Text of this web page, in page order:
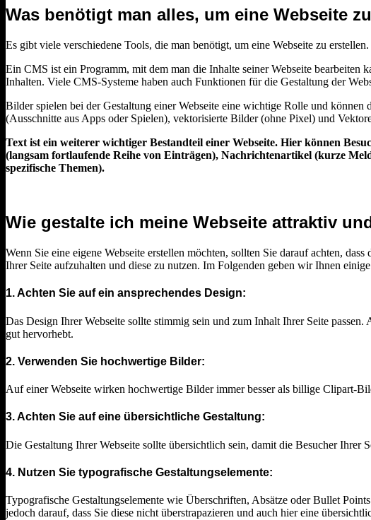
Was benötigt man alles, um eine Webseite
Es gibt viele verschiedene Tools, die man benötigt, um eine Webseite zu
Ein CMS ist ein Programm, mit dem man die Inhalte seiner Webseite
Inhalten. Viele CMS-Systeme haben auch Funktionen für die Gestaltung der
Bilder spielen bei der Gestaltung einer Webseite eine wichtige Rolle und
(Ausschnitte aus Apps oder Spielen), vektorisierte Bilder (ohne Pixel) und
Text ist ein weiterer wichtiger Bestandteil einer Webseite. Hier können
(langsam fortlaufende Reihe von Einträgen), Nachrichtenartikel (kurze
spezifische Themen).
Wie gestalte ich meine Webseite attraktiv
Wenn Sie eine eigene Webseite erstellen möchten, sollten Sie darauf achten,
Ihrer Seite aufzuhalten und diese zu nutzen. Im Folgenden geben wir Ihnen
1. Achten Sie auf ein ansprechendes Design:
Das Design Ihrer Webseite sollte stimmig sein und zum Inhalt Ihrer Seite
gut hervorhebt.
2. Verwenden Sie hochwertige Bilder:
Auf einer Webseite wirken hochwertige Bilder immer besser als billige Clipart-
3. Achten Sie auf eine übersichtliche Gestaltung:
Die Gestaltung Ihrer Webseite sollte übersichtlich sein, damit die Besucher Ihrer
4. Nutzen Sie typografische Gestaltungselemente:
Typografische Gestaltungselemente wie Überschriften, Absätze oder Bullet
jedoch darauf, dass Sie diese nicht überstrapazieren und auch hier eine